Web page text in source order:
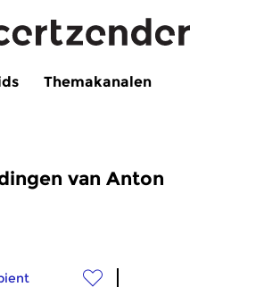
Themakanalen
van Anton